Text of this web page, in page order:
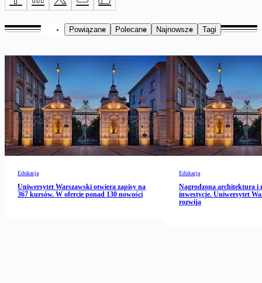
Powiązane Polecane Najnowsze Tagi
Edukacja
Uniwersytet Warszawski otwiera zapisy na
367 kursów. W ofercie ponad 130 nowości
Edukacja
Nagrodzona architektura i
inwestycje. Uniwersytet
rozwija